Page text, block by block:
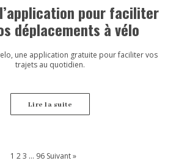
pour faciliter
déplacements à vélo
une application gratuite pour faciliter vos
trajets au quotidien.
Lire la suite
1 2 3 … 96 Suivant »